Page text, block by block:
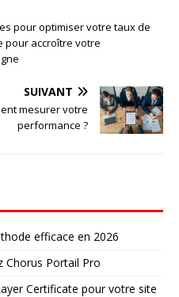
pour optimiser votre taux de
pour accroître votre
SUIVANT
mesurer votre
performance ?
efficace en 2026
Chorus Portail Pro
Certificate pour votre site